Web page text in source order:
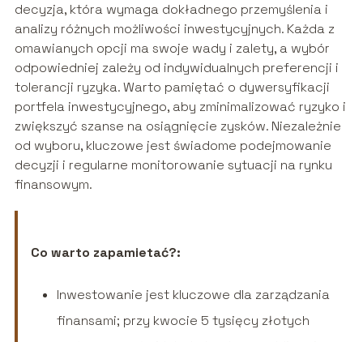
decyzja, która wymaga dokładnego przemyślenia i
analizy różnych możliwości inwestycyjnych. Każda z
omawianych opcji ma swoje wady i zalety, a wybór
odpowiedniej zależy od indywidualnych preferencji i
tolerancji ryzyka. Warto pamiętać o dywersyfikacji
portfela inwestycyjnego, aby zminimalizować ryzyko i
zwiększyć szanse na osiągnięcie zysków. Niezależnie
od wyboru, kluczowe jest świadome podejmowanie
decyzji i regularne monitorowanie sytuacji na rynku
finansowym.
Co warto zapamietać?:
Inwestowanie jest kluczowe dla zarządzania
finansami; przy kwocie 5 tysięcy złotych